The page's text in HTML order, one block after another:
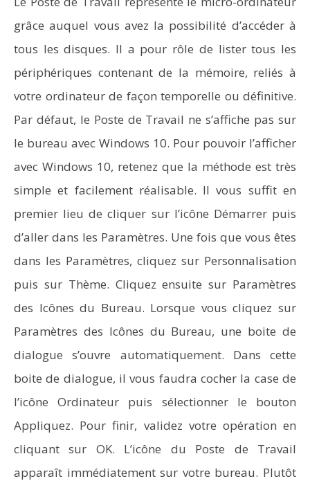
Comment programmer l’arrêt automatique de son pc
sous Windows 10 ?
Aspirateurs Xiaomi : Top 11 des meilleurs modèles de
grâce auquel vous avez la possibilité d’accéder à
tous les disques. Il a pour rôle de lister tous les
périphériques contenant de la mémoire, reliés à
votre ordinateur de façon temporelle ou définitive.
Par défaut, le Poste de Travail ne s’affiche pas sur
le bureau avec Windows 10. Pour pouvoir l’afficher
avec Windows 10, retenez que la méthode est très
simple et facilement réalisable. Il vous suffit en
premier lieu de cliquer sur l’icône Démarrer puis
d’aller dans les Paramètres. Une fois que vous êtes
dans les Paramètres, cliquez sur Personnalisation
puis sur Thème. Cliquez ensuite sur Paramètres
des Icônes du Bureau. Lorsque vous cliquez sur
Paramètres des Icônes du Bureau, une boite de
dialogue s’ouvre automatiquement. Dans cette
boite de dialogue, il vous faudra cocher la case de
l’icône Ordinateur puis sélectionner le bouton
Appliquez. Pour finir, validez votre opération en
cliquant sur OK. L’icône du Poste de Travail
apparaît immédiatement sur votre bureau. Plutôt